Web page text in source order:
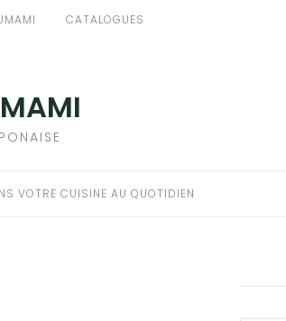
CATALOGUES
VOTRE CUISINE AU QUOTIDIEN